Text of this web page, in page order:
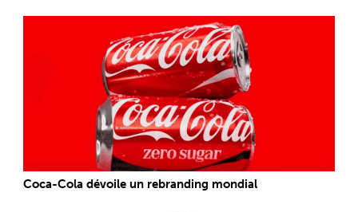
Coca-Cola dévoile un rebranding mondial